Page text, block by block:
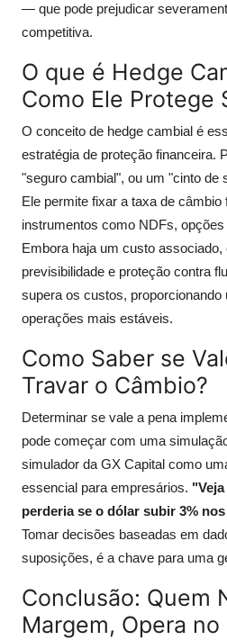
— que pode prejudicar
competitiva.
O que é Hedge
Como Ele Protege
O conceito de hedge cambial é
estratégia de proteção financeira.
"seguro cambial", ou um "cinto de
Ele permite fixar a taxa de câmbio
instrumentos como NDFs,
Embora haja um custo associado,
previsibilidade e proteção contra
supera os custos, proporcionando
operações mais estáveis.
Como Saber se
Travar o Câmbio?
Determinar se vale a pena
pode começar com uma
simulador da GX Capital como
essencial para empresários.
perderia se o dólar subir 3%
Tomar decisões baseadas em
suposições, é a chave para uma
Conclusão: Quem
Margem, Opera no